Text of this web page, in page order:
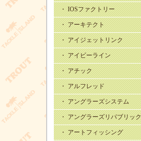
・ IOSファクトリー
・ アーキテクト
・ アイジェットリンク
・ アイビーライン
・ アチック
・ アルフレッド
・ アングラーズシステム
・ アングラーズリパブリック
・ アートフィッシング